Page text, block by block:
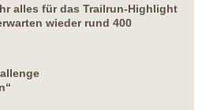
alles für das Trailrun-Highlight
wieder rund 400